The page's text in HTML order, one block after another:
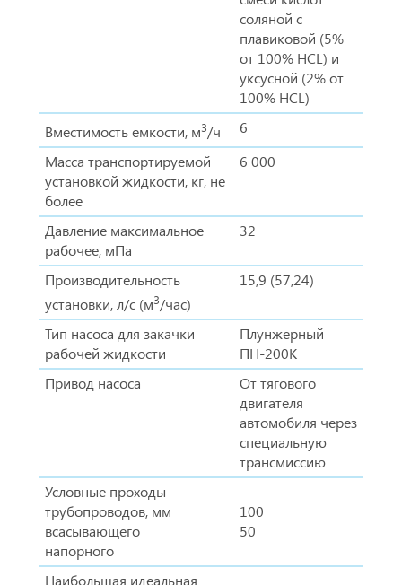
соляной с
плавиковой (5%
от 100% HCL) и
уксусной (2% от
100% HCL)
Вместимость емкости, м3/ч
6
Масса транспортируемой
установкой жидкости, кг, не
более
6 000
Давление максимальное
рабочее, мПа
32
Производительность
установки, л/с (м3/час)
15,9 (57,24)
Тип насоса для закачки
рабочей жидкости
Плунжерный
ПН-200К
Привод насоса
От тягового
двигателя
автомобиля через
специальную
трансмиссию
Условные проходы
трубопроводов, мм
всасывающего
напорного
100
50
Наибольшая идеальная